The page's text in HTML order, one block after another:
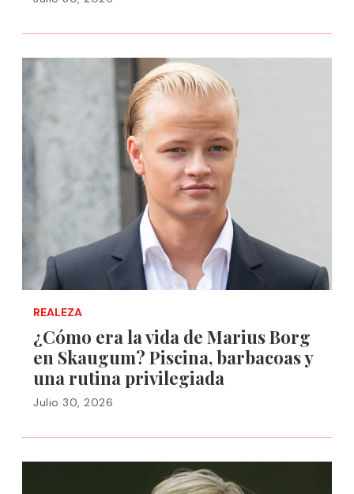
REALEZA
¿Cómo era la vida de Marius Borg
en Skaugum? Piscina, barbacoas y
una rutina privilegiada
Julio 30, 2026